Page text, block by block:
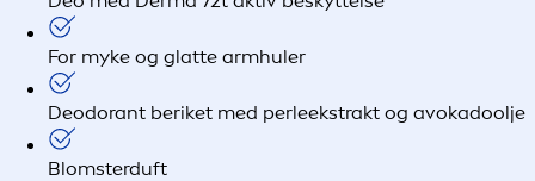
For myke og glatte armhuler
Deodorant beriket med perleekstrakt og avokadoolje
Blomsterduft